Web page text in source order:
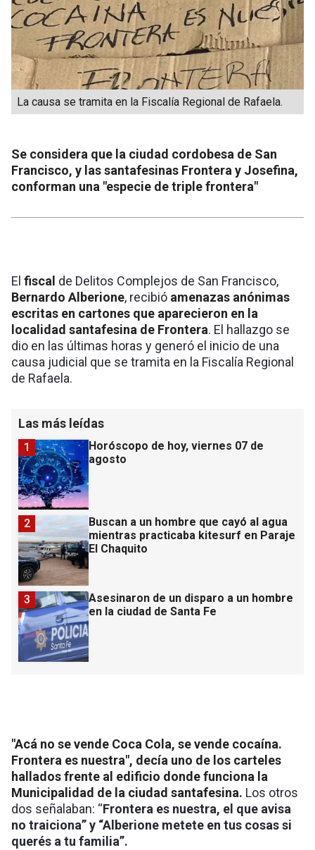
La causa se tramita en la Fiscalía Regional de Rafaela.
Se considera que la ciudad cordobesa de San
Francisco, y las santafesinas Frontera y Josefina,
conforman una "especie de triple frontera"
El fiscal de Delitos Complejos de San Francisco,
Bernardo Alberione, recibió amenazas anónimas
escritas en cartones que aparecieron en la
localidad santafesina de Frontera. El hallazgo se
dio en las últimas horas y generó el inicio de una
causa judicial que se tramita en la Fiscalía Regional
de Rafaela.
Las más leídas
Horóscopo de hoy, viernes 07 de
agosto
1
Buscan a un hombre que cayó al agua
mientras practicaba kitesurf en Paraje
El Chaquito
2
Asesinaron de un disparo a un hombre
en la ciudad de Santa Fe
3
"Acá no se vende Coca Cola, se vende cocaína.
Frontera es nuestra", decía uno de los carteles
hallados frente al edificio donde funciona la
Municipalidad de la ciudad santafesina. Los otros
dos señalaban: “Frontera es nuestra, el que avisa
no traiciona” y “Alberione metete en tus cosas si
querés a tu familia”.